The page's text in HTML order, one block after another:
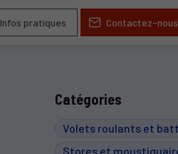
Infos pratiques Contactez-nous
Catégories
Volets roulants et
Stores et